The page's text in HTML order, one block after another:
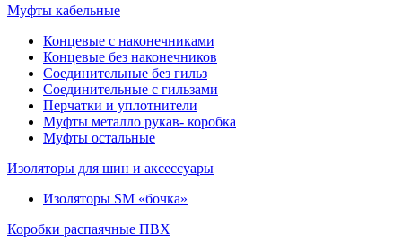
Муфты кабельные
Концевые с наконечниками
Концевые без наконечников
Соединительные без гильз
Соединительные с гильзами
Перчатки и уплотнители
Муфты металло рукав- коробка
Муфты остальные
Изоляторы для шин и аксессуары
Изоляторы SM «бочка»
Коробки распаячные ПВХ